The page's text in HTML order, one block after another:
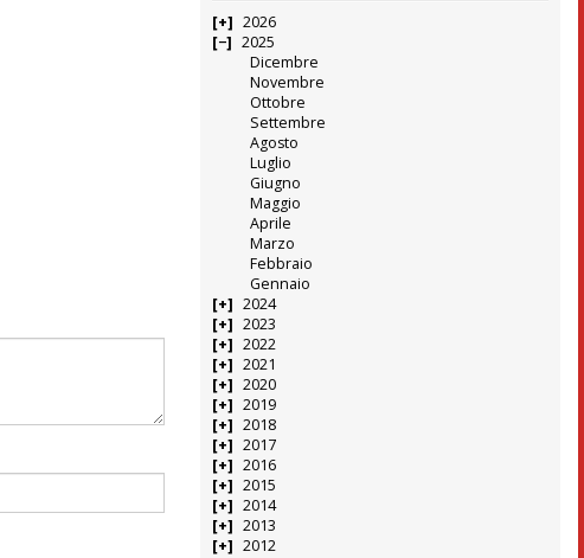
2026
2025
Dicembre
Novembre
Ottobre
Settembre
Agosto
Luglio
Giugno
Maggio
Aprile
Marzo
Febbraio
Gennaio
2024
2023
2022
2021
2020
2019
2018
2017
2016
2015
2014
2013
2012